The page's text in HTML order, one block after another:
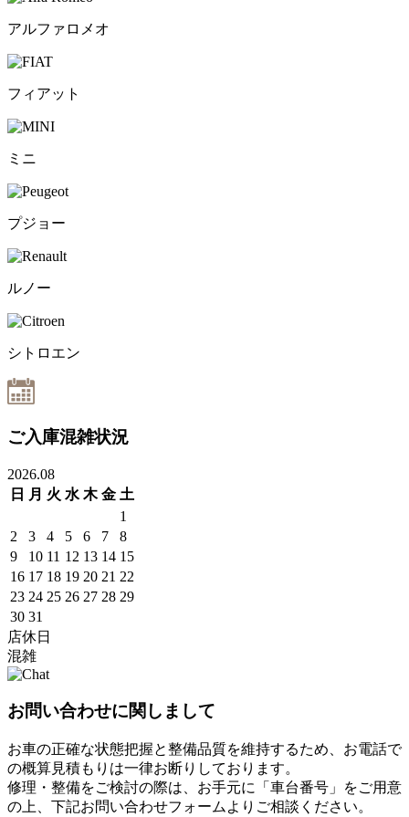
アルファロメオ
フィアット
ミニ
プジョー
ルノー
シトロエン
ご入庫混雑状況
2026.08
日
月 火 水 木 金 土
1
2
3 4 5 6 7
8
9
10 11 12 13 14 15
16 17 18 19 20 21 22
23 24 25 26 27 28 29
30 31
店休日
混雑
お問い合わせに関しまして
お車の正確な状態把握と整備品質を維持するため、お電話で
の概算見積もりは一律お断りしております。
修理・整備をご検討の際は、お手元に「車台番号」をご用意
の上、下記お問い合わせフォームよりご相談ください。